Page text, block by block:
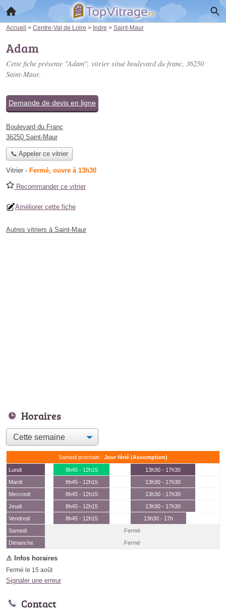
Accueil > Centre-Val de Loire > Indre > Saint-Maur
Adam
Cette fiche présente "Adam", vitrier situé boulevard du franc, 36250
Saint-Maur.
Demande de devis en ligne
Boulevard du Franc
36250 Saint-Maur
📞 Appeler ce vitrier
Vitrier - Fermé, ouvre à 13h30
Recommander ce vitrier
Améliorer cette fiche
Autres vitriers à Saint-Maur
Horaires
Samedi prochain : Jour férié (Assomption)
Lundi 8h45 - 12h15
13h30 - 17h30
Mardi
8h45 - 12h15
13h30 - 17h30
Mercredi
8h45 - 12h15
13h30 - 17h30
Jeudi
8h45 - 12h15
13h30 - 17h30
Vendredi
8h45 - 12h15
13h30 - 17h
Samedi
(15 août)
Fermé
Dimanche
Fermé
Fermé le 15 août
Signaler une erreur
Contact